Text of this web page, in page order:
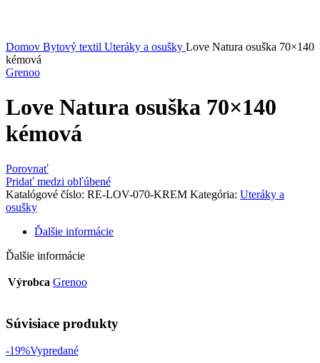
Domov Bytový textil Uteráky a osušky Love Natura osuška 70×140
kémová
Grenoo
Love Natura osuška 70×140
kémová
Porovnať
Pridať medzi obľúbené
Katalógové číslo: RE-LOV-070-KREM Kategória: Uteráky a
osušky
Ďalšie informácie
Ďalšie informácie
Výrobca Grenoo
Súvisiace produkty
-19%Vypredané